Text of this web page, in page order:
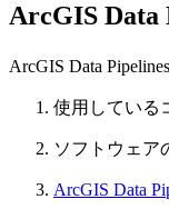
ArcGIS Data
ArcGIS Data
使用している
ソフトウェア
ArcGIS Data